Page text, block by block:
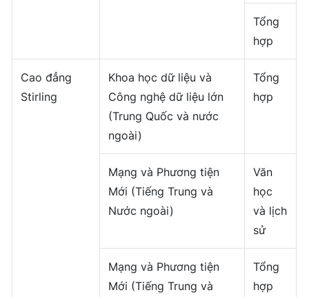
Tổng
hợp
Cao đẳng
Stirling
Khoa học dữ liệu và
Công nghệ dữ liệu lớn
(Trung Quốc và nước
ngoài)
Tổng
hợp
Mạng và Phương tiện
Mới (Tiếng Trung và
Nước ngoài)
Văn
học
và lịch
sử
Mạng và Phương tiện
Mới (Tiếng Trung và
Tổng
hợp